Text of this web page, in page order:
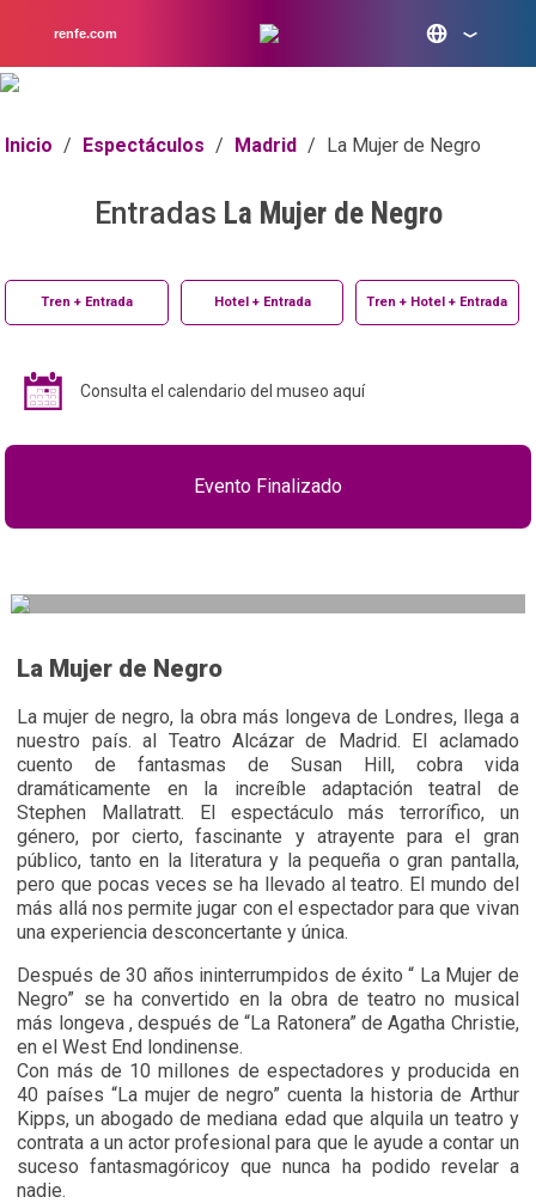
renfe.com
Inicio / Espectáculos / Madrid / La Mujer de Negro
Entradas La Mujer de Negro
Tren + Entrada Hotel + Entrada Tren + Hotel + Entrada
Consulta el calendario del museo aquí
Evento Finalizado
La Mujer de Negro
La mujer de negro, la obra más longeva de Londres, llega a
nuestro país. al Teatro Alcázar de Madrid. El aclamado
cuento de fantasmas de Susan Hill, cobra vida
dramáticamente en la increíble adaptación teatral de
Stephen Mallatratt. El espectáculo más terrorífico, un
género, por cierto, fascinante y atrayente para el gran
público, tanto en la literatura y la pequeña o gran pantalla,
pero que pocas veces se ha llevado al teatro. El mundo del
más allá nos permite jugar con el espectador para que vivan
una experiencia desconcertante y única.
Después de 30 años ininterrumpidos de éxito “ La Mujer de
Negro” se ha convertido en la obra de teatro no musical
más longeva , después de “La Ratonera” de Agatha Christie,
en el West End londinense.
Con más de 10 millones de espectadores y producida en
40 países “La mujer de negro” cuenta la historia de Arthur
Kipps, un abogado de mediana edad que alquila un teatro y
contrata a un actor profesional para que le ayude a contar un
suceso fantasmagóricoy que nunca ha podido revelar a
nadie.